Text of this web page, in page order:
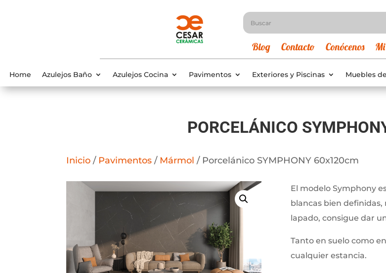
Blog Contacto Conócenos
Home Azulejos Baño Azulejos Cocina Pavimentos Exteriores y Piscinas Muebles
PORCELÁNICO
Inicio / Pavimentos / Mármol / Porcelánico SYMPHONY 60x120cm
El modelo Symphony
blancas bien
lapado, consigue dar
Tanto en suelo como
cualquier estancia.